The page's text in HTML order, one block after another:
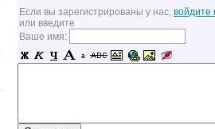
Если вы зарегистрированы у нас, войдите
или введите
Ваше имя: